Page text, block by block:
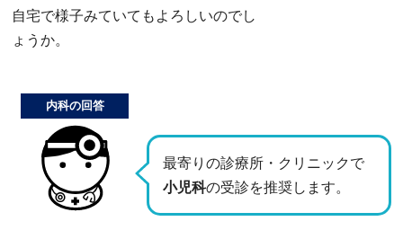
自宅で様子みていてもよろしいのでし
ょうか。
最寄りの診療所・クリニックで
小児科の受診を推奨します。
内科の回答